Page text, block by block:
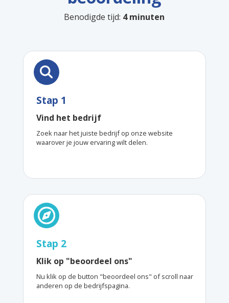
Benodigde tijd: 4 minuten
Stap 1
Vind het bedrijf
Zoek naar het juiste bedrijf op onze website
waarover je jouw ervaring wilt delen.
Stap 2
Klik op "beoordeel ons"
Nu klik op de button "beoordeel ons" of scroll naar
anderen op de bedrijfspagina.